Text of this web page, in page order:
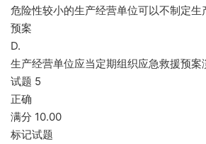
危险性较小的生产经营单位可以不制定生
预案
D.
生产经营单位应当定期组织应急救援预案
试题 5
正确
满分 10.00
标记试题